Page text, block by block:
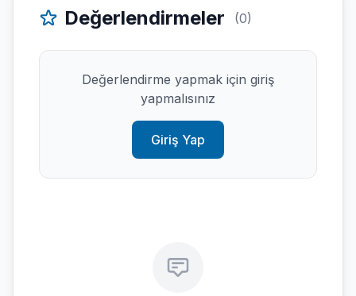
Değerlendirmeler (0)
Değerlendirme yapmak için giriş
yapmalısınız
Giriş Yap